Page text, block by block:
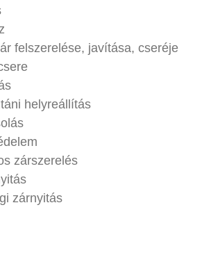
felszerelése, javítása, cseréje
helyreállítás
zárszerelés
zárnyitás